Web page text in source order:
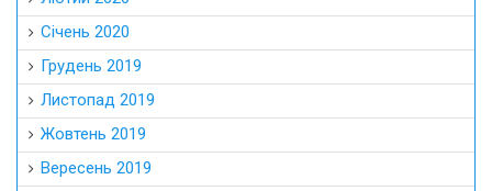
Січень 2020
Грудень 2019
Листопад 2019
Жовтень 2019
Вересень 2019